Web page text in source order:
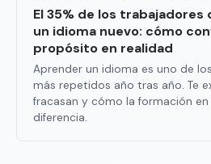
El 35% de los
un idioma nuevo: cómo
propósito en realidad
Aprender un idioma es uno de
más repetidos año tras año. Te
fracasan y cómo la formación
diferencia.